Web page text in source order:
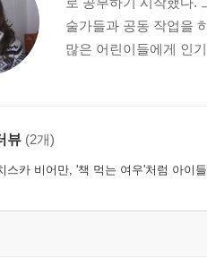
술가들과 공동 작업을
많은 어린이들에게 인
뷰 (2개)
스카 비어만, '책 먹는 여우'처럼 아이